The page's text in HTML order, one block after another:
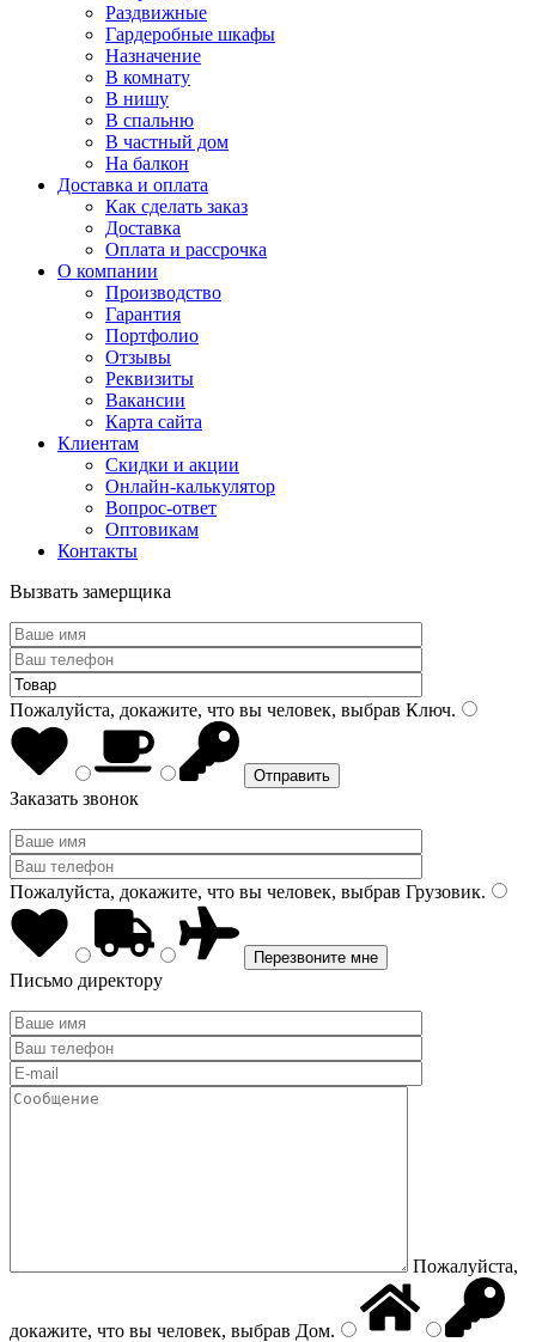
Раздвижные
Гардеробные шкафы
Назначение
В комнату
В нишу
В спальню
В частный дом
На балкон
Доставка и оплата
Как сделать заказ
Доставка
Оплата и рассрочка
О компании
Производство
Гарантия
Портфолио
Отзывы
Реквизиты
Вакансии
Карта сайта
Клиентам
Скидки и акции
Онлайн-калькулятор
Вопрос-ответ
Оптовикам
Контакты
Вызвать замерщика
Пожалуйста, докажите, что вы человек, выбрав Ключ.
Заказать звонок
Пожалуйста, докажите, что вы человек, выбрав Грузовик.
Письмо директору
Пожалуйста,
докажите, что вы человек, выбрав Дом.